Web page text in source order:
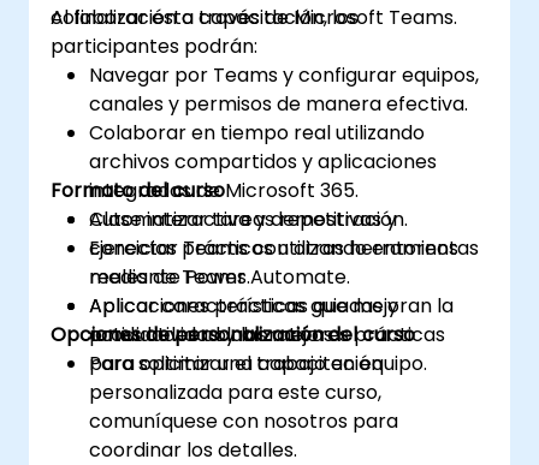
colaboración a través de Microsoft Teams.
Al finalizar esta capacitación, los
participantes podrán:
Navegar por Teams y configurar equipos,
canales y permisos de manera efectiva.
Colaborar en tiempo real utilizando
archivos compartidos y aplicaciones
integradas de Microsoft 365.
Automatizar tareas repetitivas y
conectar Teams con otras herramientas
mediante Power Automate.
Aplicar características que mejoran la
productividad y las mejores prácticas
para optimizar el trabajo en equipo.
Formato del curso
Clase interactiva y demostración.
Ejercicios prácticos utilizando entornos
reales de Teams.
Aplicaciones prácticas guiadas y
actividades colaborativas.
Opciones de personalización del curso
Para solicitar una capacitación
personalizada para este curso,
comuníquese con nosotros para
coordinar los detalles.